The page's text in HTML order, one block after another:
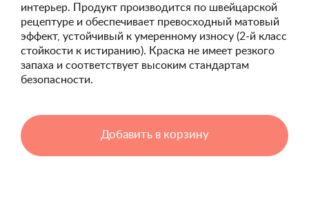
интерьер. Продукт производится по швейцарской
рецептуре и обеспечивает превосходный матовый
эффект, устойчивый к умеренному износу (2-й класс
стойкости к истиранию). Краска не имеет резкого
запаха и соответствует высоким стандартам
безопасности.
Добавить в корзину